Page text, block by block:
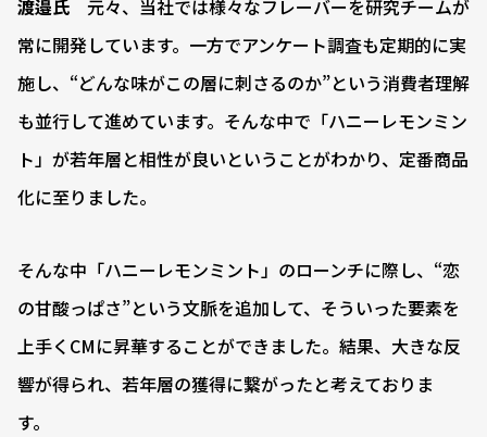
渡邉氏 元々、当社では様々なフレーバーを研究チームが
常に開発しています。一方でアンケート調査も定期的に実
施し、“どんな味がこの層に刺さるのか”という消費者理解
も並行して進めています。そんな中で「ハニーレモンミン
ト」が若年層と相性が良いということがわかり、定番商品
化に至りました。
そんな中「ハニーレモンミント」のローンチに際し、“恋
の甘酸っぱさ”という文脈を追加して、そういった要素を
上手くCMに昇華することができました。結果、大きな反
響が得られ、若年層の獲得に繋がったと考えておりま
す。